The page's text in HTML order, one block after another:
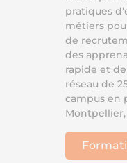
pratiques
métiers
de
des
rapide et de
réseau de
campus en
Montpellier,